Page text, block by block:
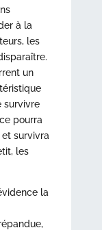
à la
les
un
survivre
pourra
survivra
les
la